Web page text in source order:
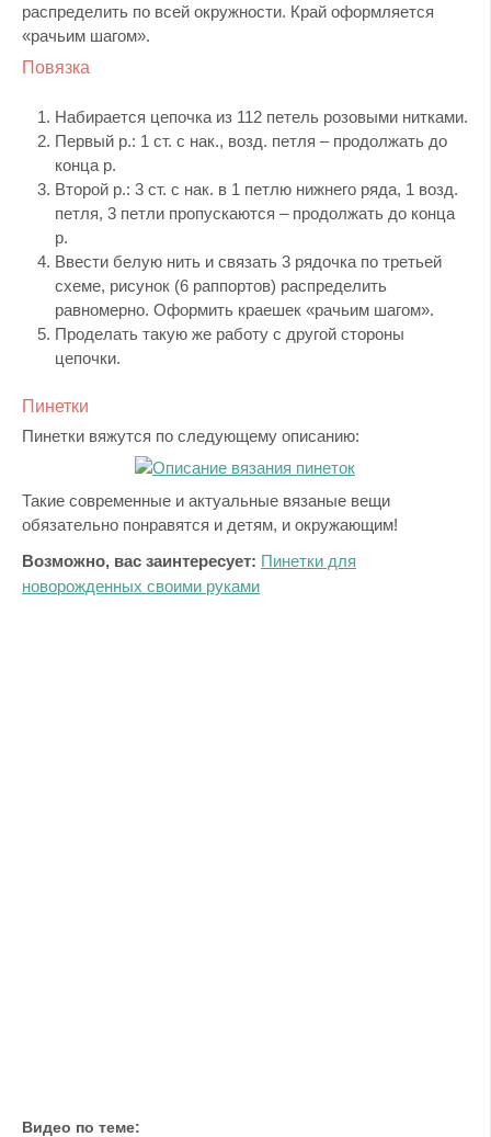
распределить по всей окружности. Край оформляется
«рачьим шагом».
Повязка
Набирается цепочка из 112 петель розовыми нитками.
Первый р.: 1 ст. с нак., возд. петля – продолжать до
конца р.
Второй р.: 3 ст. с нак. в 1 петлю нижнего ряда, 1 возд.
петля, 3 петли пропускаются – продолжать до конца
р.
Ввести белую нить и связать 3 рядочка по третьей
схеме, рисунок (6 раппортов) распределить
равномерно. Оформить краешек «рачьим шагом».
Проделать такую же работу с другой стороны
цепочки.
Пинетки
Пинетки вяжутся по следующему описанию:
Такие современные и актуальные вязаные вещи
обязательно понравятся и детям, и окружающим!
Возможно, вас заинтересует: Пинетки для
новорожденных своими руками
Видео по теме: